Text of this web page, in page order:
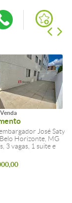
José
Horizonte, MG
3 vagas, 1 suite e